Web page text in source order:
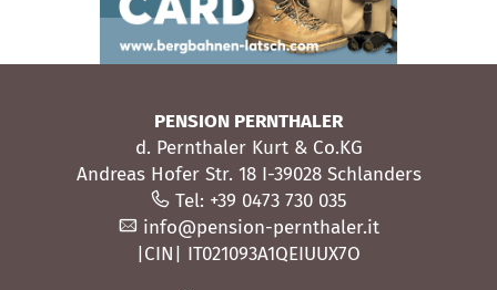
PENSION PERNTHALER
d. Pernthaler Kurt & Co.KG
Andreas Hofer Str. 18 I-39028 Schlanders
Tel: +39 0473 730 035
info@pension-pernthaler.it
|CIN| IT021093A1QEIUUX7O